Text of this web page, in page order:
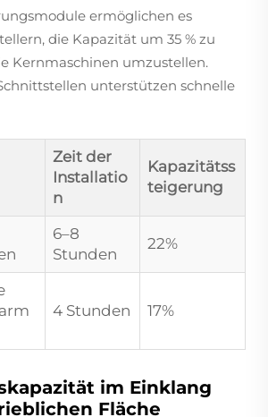
ermöglichen es
die Kapazität um 35 % zu
Kernmaschinen umzustellen.
unterstützen schnelle
Zeit der
Installatio
n
Kapazitätss
teigerung
6–8
Stunden
22%
4 Stunden 17%
im Einklang
Fläche